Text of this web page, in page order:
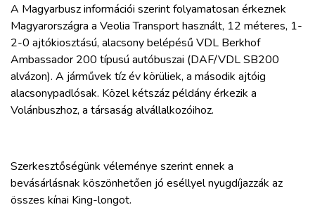
BLOG
ARCHÍVUM
BELÉPÉS
A Magyarbusz információi szerint folyamatosan érkeznek
Magyarországra a Veolia Transport használt, 12 méteres, 1-
2-0 ajtókiosztású, alacsony belépésű VDL Berkhof
Ambassador 200 típusú autóbuszai (DAF/VDL SB200
alvázon). A járművek tíz év körüliek, a második ajtóig
alacsonypadlósak. Közel kétszáz példány érkezik a
Volánbuszhoz, a társaság alvállalkozóihoz.
Szerkesztőségünk véleménye szerint ennek a
bevásárlásnak köszönhetően jó eséllyel nyugdíjazzák az
összes kínai King-longot.